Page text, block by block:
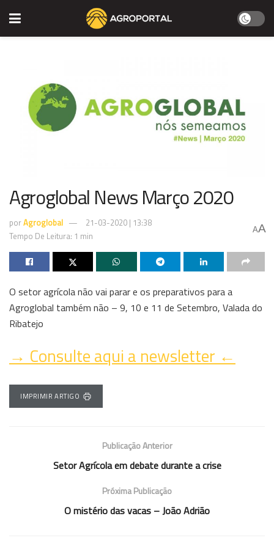
Agroglobal News Março 2020
porAgroglobal
21-03-2020 | 13:38
Tempo De Leitura: 1 min
AA
O setor agrícola não vai parar e os preparativos para a
Agroglobal também não – 9, 10 e 11 de Setembro, Valada do
Ribatejo
→ Consulte aqui a newsletter ←
IMPRIMIR ARTIGO
Publicação Anterior
Setor Agrícola em debate durante a crise
Próxima Publicação
O mistério das vacas – João Adrião